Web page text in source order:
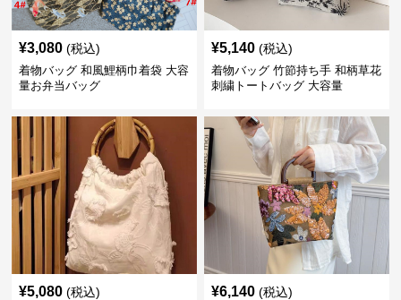
¥3,080 (税込)
着物バッグ 和風鯉柄巾着袋 大容
量お弁当バッグ
¥5,140 (税込)
着物バッグ 竹節持ち手 和柄草花
刺繍トートバッグ 大容量
¥5,080 (税込) ¥6,140 (税込)